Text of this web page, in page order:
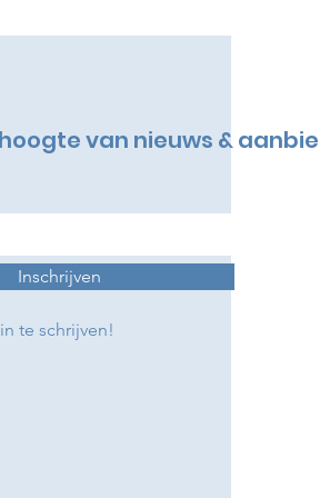
van nieuws &
Inschrijven
te schrijven!